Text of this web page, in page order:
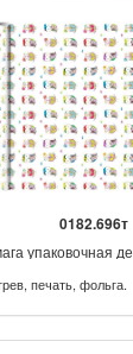
0182.696т
упаковочная
печать, фольга.